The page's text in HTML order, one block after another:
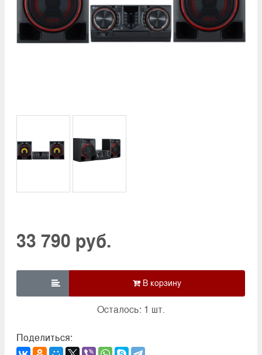
33 790 руб.

Осталось: 1 шт.
Поделиться: